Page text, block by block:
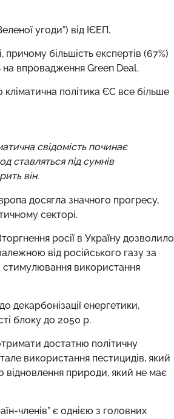
угоди”) від ІЄЕП.
більшість експертів (67%)
на впровадження Green Deal.
політика ЄС все більше
свідомість починає
ставляться під сумнів
він.
досягла значного прогресу,
секторі.
росії в Україну дозволило
від російського газу за
стимулювання використання
декарбонізації енергетики,
блоку до 2050 р.
достатню політичну
використання пестицидів, який
відновлення природи, який не має
членів” є однією з головних